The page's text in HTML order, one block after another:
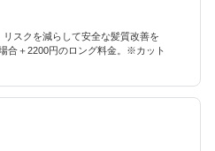
スクを減らして安全な髪質改善を
合＋2200円のロング料金。※カット